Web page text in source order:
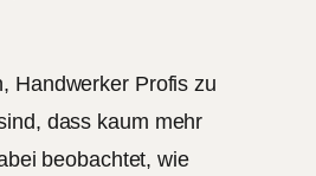
Handwerker Profis zu
dass kaum mehr
beobachtet, wie